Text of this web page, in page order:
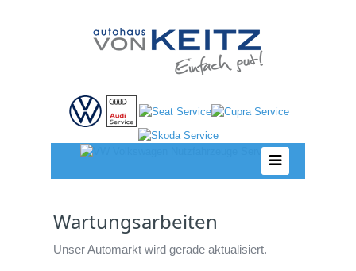
Wartungsarbeiten
Unser Automarkt wird gerade aktualisiert.